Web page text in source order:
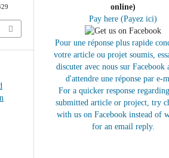
online)
Pay here (Payez ici)
Pour une réponse plus rapide
votre article ou projet soumis,
discuter avec nous sur Facebook
d'attendre une réponse par e-
For a quicker response
submitted article or project, try
with us on Facebook instead of
for an email reply.